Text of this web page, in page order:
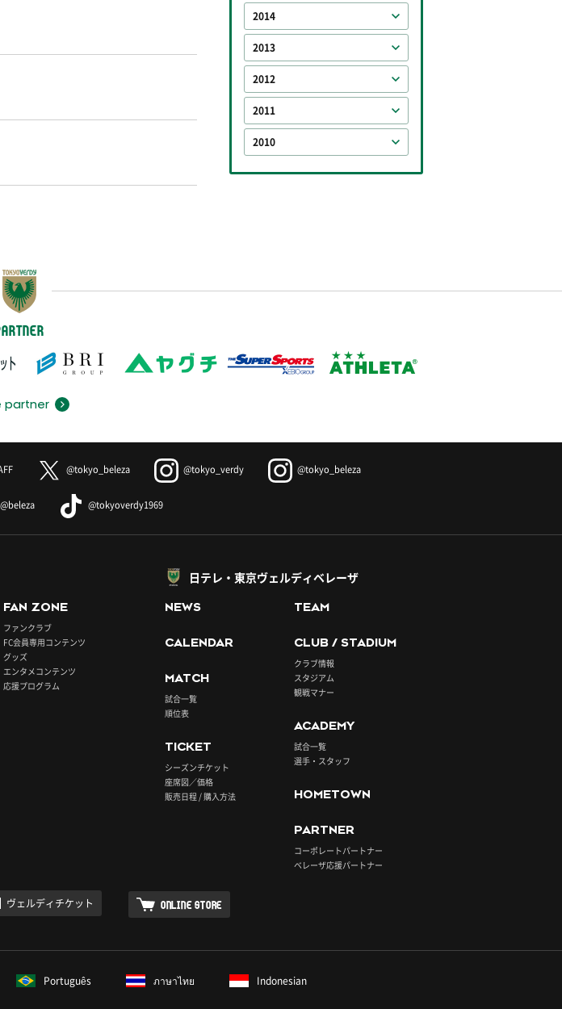
2014
2013
2012
2011
2010
partner
@tokyo_beleza @tokyo_verdy @tokyo_beleza
@beleza @tokyoverdy1969
FAN ZONE
ファンクラブ
FC会員専用コンテンツ
グッズ
エンタメコンテンツ
応援プログラム
日テレ・東京ヴェルディベレーザ
NEWS
CALENDAR
MATCH
試合一覧
順位表
TICKET
シーズンチケット
座席図／価格
販売日程 / 購入方法
TEAM
CLUB / STADIUM
クラブ情報
スタジアム
観戦マナー
ACADEMY
試合一覧
選手・スタッフ
HOMETOWN
PARTNER
コーポレートパートナー
ベレーザ応援パートナー
ヴェルディチケット ONLINE STORE
Português ภาษาไทย Indonesian